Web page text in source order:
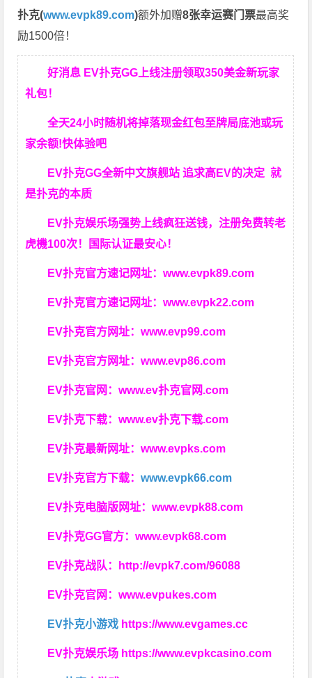
扑克(www.evpk89.com)额外加赠8张幸运赛门票最高奖
励1500倍！
好消息 EV扑克GG上线注册领取350美金新玩家
礼包！
全天24小时随机将掉落现金红包至牌局底池或玩
家余额!快体验吧
EV扑克GG全新中文旗舰站 追求高EV的决定就
是扑克的本质
EV扑克娱乐场强势上线疯狂送钱，注册免费转老
虎機100次！国际认证最安心！
EV扑克官方速记网址：www.evpk89.com
EV扑克官方速记网址：www.evpk22.com
EV扑克官方网址：www.evp99.com
EV扑克官方网址：www.evp86.com
EV扑克官网：www.ev扑克官网.com
EV扑克下载：www.ev扑克下载.com
EV扑克最新网址：www.evpks.com
EV扑克官方下载：www.evpk66.com
EV扑克电脑版网址：www.evpk88.com
EV扑克GG官方：www.evpk68.com
EV扑克战队： http://evpk7.com/96088
EV扑克官网：www.evpukes.com
EV扑克小游戏 https://www.evgames.cc
EV扑克娱乐场 https://www.evpkcasino.com